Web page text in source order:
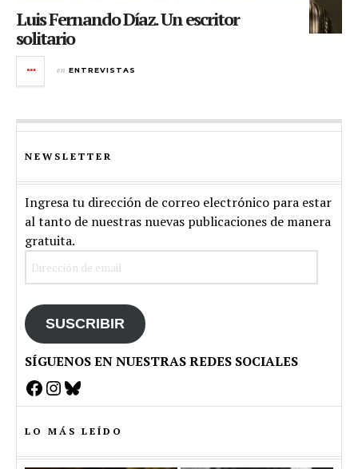
Luis Fernando Díaz. Un escritor
solitario
en ENTREVISTAS
NEWSLETTER
Ingresa tu dirección de correo electrónico para estar
al tanto de nuestras nuevas publicaciones de manera
gratuita.
SUSCRIBIR
SÍGUENOS EN NUESTRAS REDES SOCIALES
Facebook
Instagram
Bluesky
LO MÁS LEÍDO